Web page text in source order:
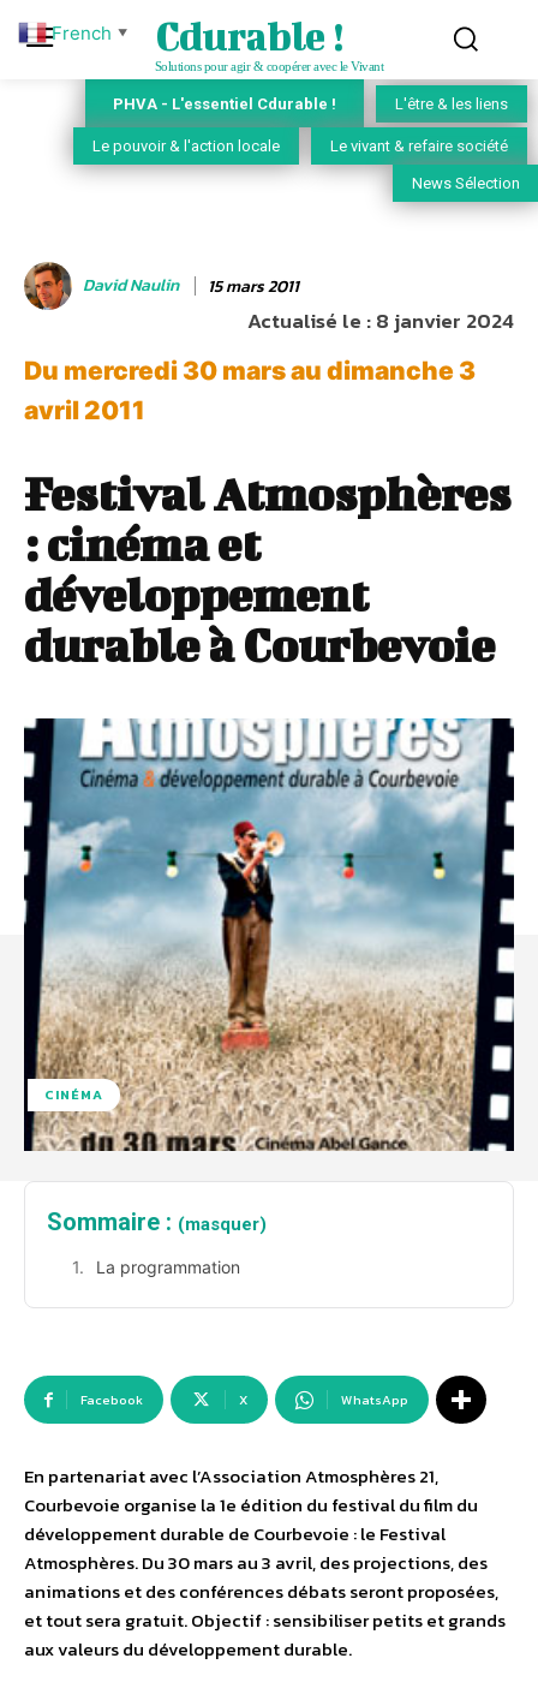
Cdurable !
Solutions pour agir & coopérer avec le Vivant
PHVA - L'essentiel Cdurable ! L'être & les liens
Le pouvoir & l'action locale Le vivant & refaire société
News Sélection
David Naulin 15 mars 2011
Actualisé le :8 janvier 2024
Du mercredi 30 mars au dimanche 3
avril 2011
Festival Atmosphères
: cinéma et
développement
durable à Courbevoie
CINÉMA
Sommaire : (masquer)
La programmation
Facebook X WhatsApp
En partenariat avec l’Association Atmosphères 21,
Courbevoie organise la 1e édition du festival du film du
développement durable de Courbevoie : le Festival
Atmosphères. Du 30 mars au 3 avril, des projections, des
animations et des conférences débats seront proposées,
et tout sera gratuit. Objectif : sensibiliser petits et grands
aux valeurs du développement durable.
French ▼